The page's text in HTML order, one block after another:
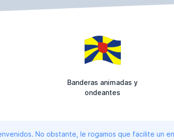
Banderas animadas y
ondeantes
No obstante, le rogamos que facilite un